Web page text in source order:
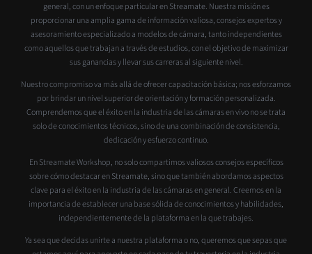
general, con un enfoque particular en Streamate. Nuestra misión es
proporcionar una amplia gama de información valiosa, consejos expertos y
asesoramiento especializado a modelos de cámara, tanto independientes
como aquellos que trabajan a través de estudios, con el objetivo de maximizar
sus ganancias y llevar sus carreras al siguiente nivel.
Nuestro compromiso va más allá de ofrecer capacitación básica; nos esforzamos
por brindar un nivel superior de orientación y formación personalizada.
Comprendemos que el éxito en la industria de las cámaras en vivo no se trata
solo de conocimientos técnicos, sino de una combinación de consistencia,
dedicación y esfuerzo continuo.
En Streamate Workshop, no solo compartimos valiosos consejos específicos
sobre cómo destacar en Streamate, sino que también abordamos aspectos
clave para el éxito en la industria de las cámaras en general. Creemos en la
importancia de establecer una base sólida de conocimientos y habilidades,
independientemente de la plataforma en la que trabajes.
Ya sea que decidas unirte a nuestra plataforma o no, queremos que sepas que